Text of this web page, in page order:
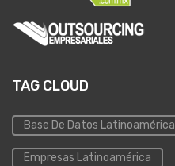
TAG CLOUD
Base De Datos Latinoamérica
Empresas Latinoamérica